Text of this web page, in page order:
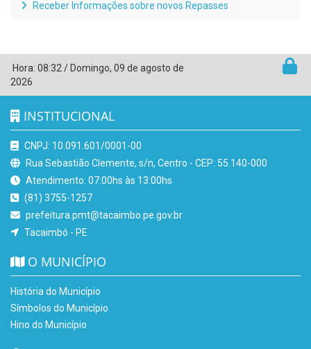
Receber Informações sobre novos Repasses
Hora: 08:32 / Domingo, 09 de agosto de
2026
INSTITUCIONAL
CNPJ: 10.091.601/0001-00
Rua Sebastião Clemente, s/n, Centro - CEP: 55.140-000
Atendimento: 07:00hs às 13:00hs
(81) 3755-1257
prefeitura.pmt@tacaimbo.pe.gov.br
Tacaimbó - PE
O MUNICÍPIO
História do Município
Símbolos do Município
Hino do Município